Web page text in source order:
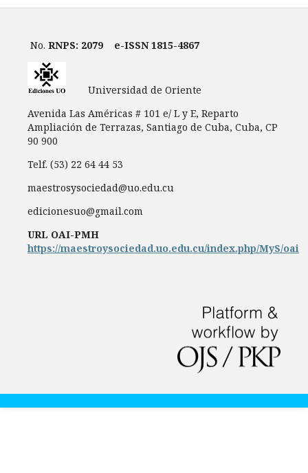
No. RNPS: 2079 e-ISSN 1815-4867
Universidad de Oriente
Avenida Las Américas # 101 e/ L y E, Reparto
Ampliación de Terrazas, Santiago de Cuba, Cuba, CP
90 900
Telf. (53) 22 64 44 53
maestrosysociedad@uo.edu.cu
edicionesuo@gmail.com
URL OAI-PMH
https://maestroysociedad.uo.edu.cu/index.php/MyS/oai